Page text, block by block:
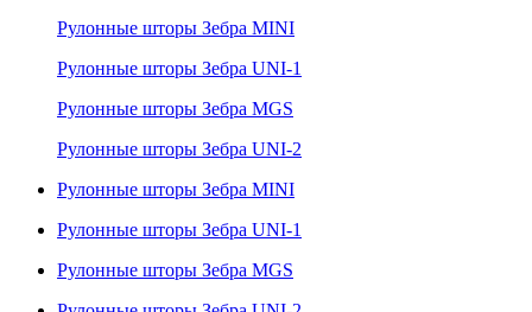
Рулонные шторы Зебра MINI
Рулонные шторы Зебра UNI-1
Рулонные шторы Зебра MGS
Рулонные шторы Зебра UNI-2
Рулонные шторы Зебра MINI
Рулонные шторы Зебра UNI-1
Рулонные шторы Зебра MGS